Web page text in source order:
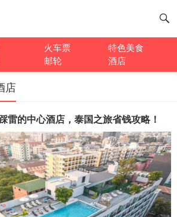
火车票
特色美食
邮轮 酒店
店
雷的中心酒店，泰国之旅省钱攻略！